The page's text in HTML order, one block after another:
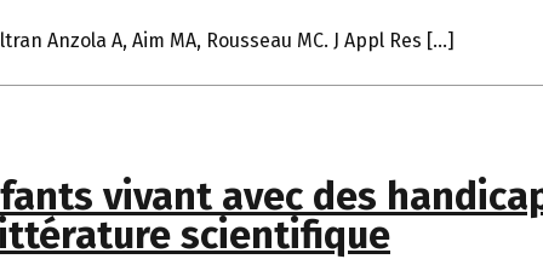
Anzola A, Aim MA, Rousseau MC. J Appl Res […]
vivant avec des
scientifique